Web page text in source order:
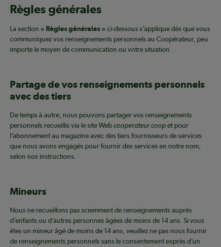
Règles générales
La section « Règles générales » ci-dessous s’applique dès que vous
communiquez vos renseignements personnels au Coopérateur, peu
importe le moyen de communication ou votre situation.
Partage de vos renseignements personnels
avec des tiers
De temps à autre, nous pouvons partager vos renseignements
personnels recueillis via le site Webcooperateur.coopet pour
l’abonnement au magazine avec des tiers fournisseurs de services
que nous avons engagés pour fournir des services en notre nom,
selon nos instructions.
Mineurs
Nous ne recueillons pas sciemment de renseignements auprès
d’enfants ou d’autres personnes âgées de moins de 14 ans. Si vous
êtes un mineur âgé de moins de 14 ans, veuillez ne pas nous fournir
de renseignements personnels sans le consentement exprès d’un